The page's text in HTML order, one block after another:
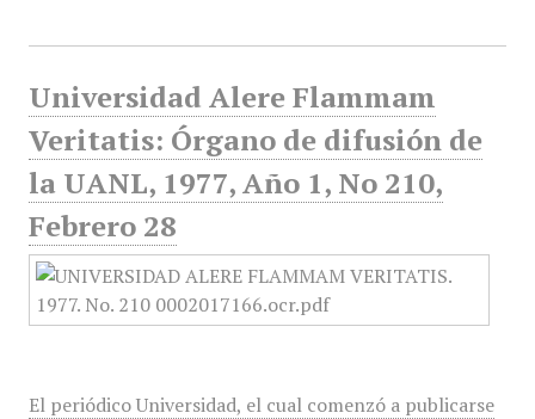
Universidad Alere Flammam
Veritatis: Órgano de difusión de
la UANL, 1977, Año 1, No 210,
Febrero 28
El periódico Universidad, el cual comenzó a publicarse